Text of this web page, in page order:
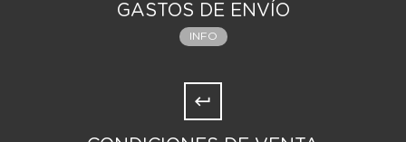
GASTOS DE ENVÍO
INFO